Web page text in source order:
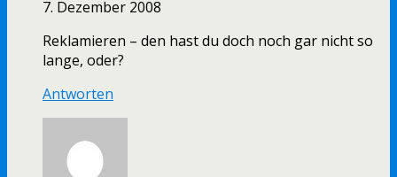
7. Dezember 2008
Reklamieren – den hast du doch noch gar nicht so
lange, oder?
Antworten